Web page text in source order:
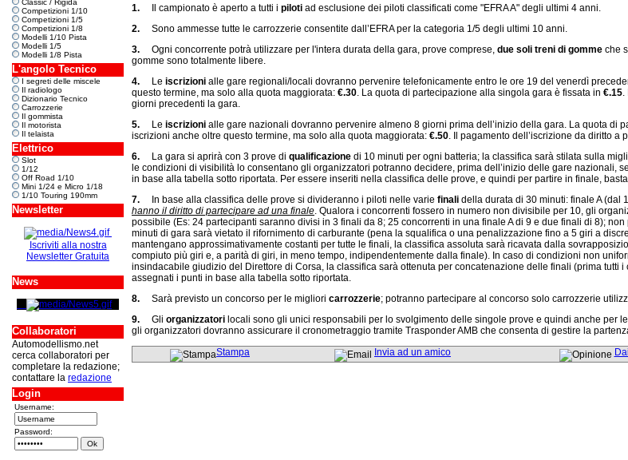
Classic / Rigida
Competizioni 1/10
Competizioni 1/5
Competizioni 1/8
Modelli 1/10 Pista
Modelli 1/5
Modelli 1/8 Pista
L'angolo Tecnico
I segreti delle miscele
Il radiologo
Dizionario Tecnico
Carrozzerie
Il gommista
Il motorista
Il telaista
Elettrico
Slot
1/12
Off Road 1/10
Mini 1/24 e Micro 1/18
1/10 Touring 190mm
Newsletter
Iscriviti alla nostra
Newsletter Gratuita
News
Collaboratori
Automodellismo.net
cerca collaboratori per
completare la redazione;
contattare la redazione
Login
Username:
Password:
1. Il campionato è aperto a tutti i piloti ad esclusione dei piloti classificati come "EFRA A" degli ultimi 4 anni.
2. Sono ammesse tutte le carrozzerie consentite dall’EFRA per la categoria 1/5 degli ultimi 10 anni.
3. Ogni concorrente potrà utilizzare per l'intera durata della gara, prove comprese, due soli treni di gomme che
gomme sono totalmente libere.
4. Le iscrizioni alle gare regionali/locali dovranno pervenire telefonicamente entro le ore 19 del venerdì
questo termine, ma solo alla quota maggiorata: €.30. La quota di partecipazione alla singola gara è fissata in €.15.
giorni precedenti la gara.
5. Le iscrizioni alle gare nazionali dovranno pervenire almeno 8 giorni prima dell’inizio della gara. La quota di
iscrizioni anche oltre questo termine, ma solo alla quota maggiorata: €.50. Il pagamento dell’iscrizione da diritto
6. La gara si aprirà con 3 prove di qualificazione di 10 minuti per ogni batteria; la classifica sarà stilata sulla
le condizioni di visibilità lo consentano gli organizzatori potranno decidere, prima dell’inizio delle gare nazionali,
in base alla tabella sotto riportata. Per essere inseriti nella classifica delle prove, e quindi per partire in finale,
7. In base alla classifica delle prove si divideranno i piloti nelle varie finali della durata di 30 minuti: finale A (dal
hanno il diritto di partecipare ad una finale. Qualora i concorrenti fossero in numero non divisibile per 10, gli
possibile (Es: 24 partecipanti saranno divisi in 3 finali da 8; 25 concorrenti in una finale A di 9 e due finali di 8);
minuti di gara sarà vietato il rifornimento di carburante (pena la squalifica o una penalizzazione fino a 5 giri a
mantengano approssimativamente costanti per tutte le finali, la classifica assoluta sarà ricavata dalla
compiuto più giri e, a parità di giri, in meno tempo, indipendentemente dalla finale). In caso di condizioni non
insindacabile giudizio del Direttore di Corsa, la classifica sarà ottenuta per concatenazione delle finali (prima tutti
assegnati i punti in base alla tabella sotto riportata.
8. Sarà previsto un concorso per le migliori carrozzerie; potranno partecipare al concorso solo carrozzerie
9. Gli organizzatori locali sono gli unici responsabili per lo svolgimento delle singole prove e quindi anche per
gli organizzatori dovranno assicurare il cronometraggio tramite Trasponder AMB che consenta di gestire la
Stampa
Invia ad un amico